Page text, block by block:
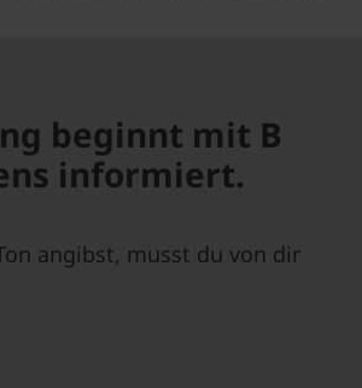
beginnt mit B
informiert.
angibst, musst du von dir